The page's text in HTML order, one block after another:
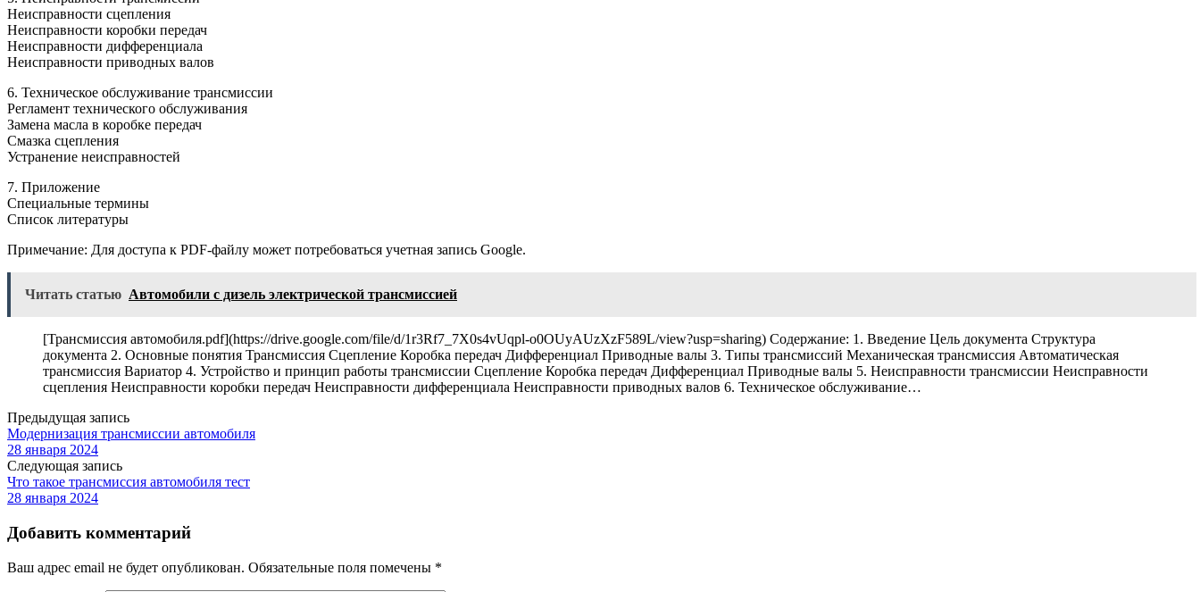
Неисправности сцепления
Неисправности коробки передач
Неисправности дифференциала
Неисправности приводных валов
6. Техническое обслуживание трансмиссии
Регламент технического обслуживания
Замена масла в коробке передач
Смазка сцепления
Устранение неисправностей
7. Приложение
Специальные термины
Список литературы
Примечание: Для доступа к PDF-файлу может потребоваться учетная запись Google.
Читать статью Автомобили с дизель электрической трансмиссией
[Трансмиссия автомобиля.pdf](https://drive.google.com/file/d/1r3Rf7_7X0s4vUqpl-o0OUyAUzXzF589L/view?usp=sharing) Содержание: 1. Введение Цель документа Структура
документа 2. Основные понятия Трансмиссия Сцепление Коробка передач Дифференциал Приводные валы 3. Типы трансмиссий Механическая трансмиссия Автоматическая
трансмиссия Вариатор 4. Устройство и принцип работы трансмиссии Сцепление Коробка передач Дифференциал Приводные валы 5. Неисправности трансмиссии Неисправности
сцепления Неисправности коробки передач Неисправности дифференциала Неисправности приводных валов 6. Техническое обслуживание…
Предыдущая запись
Модернизация трансмиссии автомобиля
28 января 2024
Следующая запись
Что такое трансмиссия автомобиля тест
28 января 2024
Добавить комментарий
Ваш адрес email не будет опубликован. Обязательные поля помечены *